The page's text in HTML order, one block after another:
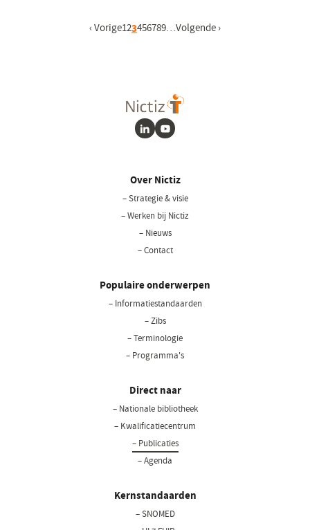
Vorige pagina
‹ VorigePagina
1Pagina
2Huidige pagina
3Pagina
4Pagina
5Pagina
6Pagina
7Pagina
8Pagina
9…Volgende pagina
Volgende ›
LinkedInYoutube
Over Nictiz
– Strategie & visie
– Werken bij Nictiz
– Nieuws
– Contact
Populaire onderwerpen
– Informatiestandaarden
– Zibs
– Terminologie
– Programma's
Direct naar
– Nationale bibliotheek
– Kwalificatiecentrum
– Publicaties
– Agenda
Kernstandaarden
– SNOMED